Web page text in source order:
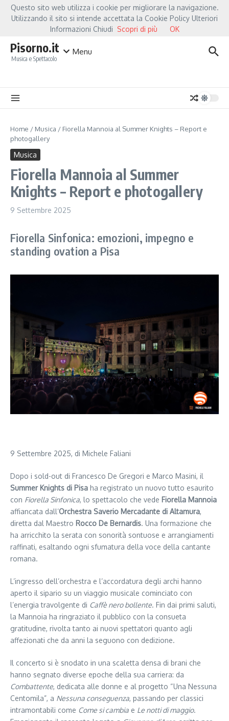
Salta al contenuto
Hot NewsFiorella Mannoia, a Capannori nasce “Anime Salve”: la data zero è un
Pisorno.it
Musica e Spettacolo
Menu
Home / Musica / Fiorella Mannoia al Summer Knights – Report e
photogallery
Musica
Fiorella Mannoia al Summer
Knights – Report e photogallery
9 Settembre 2025
Fiorella Sinfonica: emozioni, impegno e
standing ovation a Pisa
9 Settembre 2025, di Michele Faliani
Dopo i sold-out di Francesco De Gregori e Marco Masini, il
Summer Knights di Pisa ha registrato un nuovo tutto esaurito
con Fiorella Sinfonica, lo spettacolo che vede Fiorella Mannoia
affiancata dall’Orchestra Saverio Mercadante di Altamura,
diretta dal Maestro Rocco De Bernardis. Una formazione che
ha arricchito la serata con sonorità sontuose e arrangiamenti
raffinati, esaltando ogni sfumatura della voce della cantante
romana.
L’ingresso dell’orchestra e l’accordatura degli archi hanno
aperto il sipario su un viaggio musicale cominciato con
l’energia travolgente di Caffè nero bollente. Fin dai primi saluti,
la Mannoia ha ringraziato il pubblico con la consueta
gratitudine, rivolta tanto ai nuovi spettatori quanto agli
affezionati che da anni la seguono con dedizione.
Il concerto si è snodato in una scaletta densa di brani che
hanno segnato diverse epoche della sua carriera: da
Combattente, dedicata alle donne e al progetto “Una Nessuna
Centomila”, a Nessuna conseguenza, passando per classici
intramontabili come Come si cambia e Le notti di maggio.
Questo sito web utilizza i cookie per migliorare la navigazione.
Utilizzando il sito si intende accettata la Cookie Policy Ulteriori
Informazioni Chiudi Scopri di più OK